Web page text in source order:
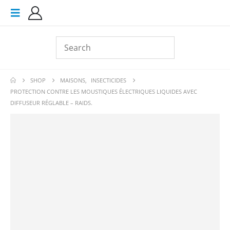
SHOP MAISONS,
INSECTICIDES
PROTECTION CONTRE LES MOUSTIQUES ÉLECTRIQUES LIQUIDES AVEC
DIFFUSEUR RÉGLABLE – RAIDS.